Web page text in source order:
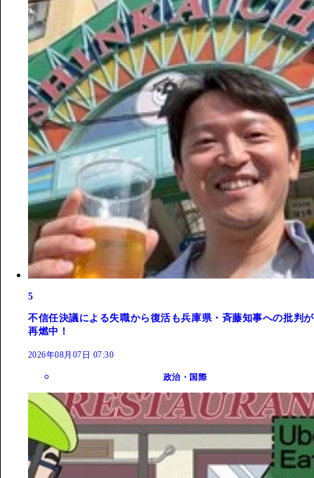
5
不信任決議による失職から復活も兵庫県・斉藤知事への批判が
再燃中！
2026年08月07日 07:30
政治・国際